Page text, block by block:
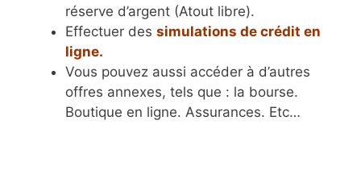
réserve d’argent (Atout libre).
Effectuer des simulations de crédit en
ligne.
Vous pouvez aussi accéder à d’autres
offres annexes, tels que : la bourse.
Boutique en ligne. Assurances. Etc…